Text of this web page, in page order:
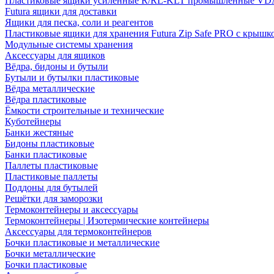
Futura ящики для доставки
Ящики для песка, соли и реагентов
Пластиковые ящики для хранения Futura Zip Safe PRO с
Модульные системы хранения
Аксессуары для ящиков
Вёдра, бидоны и бутыли
Бутыли и бутылки пластиковые
Вёдра металлические
Вёдра пластиковые
Ёмкости строительные и технические
Куботейнеры
Банки жестяные
Бидоны пластиковые
Банки пластиковые
Паллеты пластиковые
Пластиковые паллеты
Поддоны для бутылей
Решётки для заморозки
Термоконтейнеры и аксессуары
Термоконтейнеры | Изотермические контейнеры
Аксессуары для термоконтейнеров
Бочки пластиковые и металлические
Бочки металлические
Бочки пластиковые